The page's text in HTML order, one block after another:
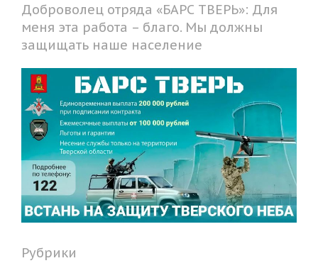
Доброволец отряда «БАРС ТВЕРЬ»: Для
меня эта работа – благо. Мы должны
защищать наше население
Рубрики